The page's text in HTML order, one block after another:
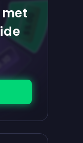
met
$5.00